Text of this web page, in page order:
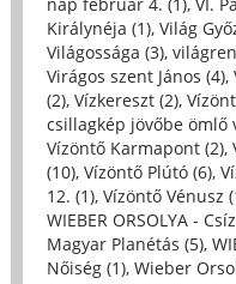
Királynéja (1), Világ
Világossága (3),
Virágos szent János (4),
(2), Vízkereszt (2),
csillagkép jövőbe ömlő
Vízöntő Karmapont (2),
(10), Vízöntő Plútó (6),
12. (1), Vízöntő Vénusz
WIEBER ORSOLYA -
Magyar Planétás (5),
Nőiség (1), Wieber